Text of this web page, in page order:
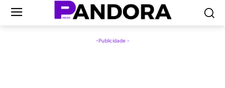
-Publicidade -